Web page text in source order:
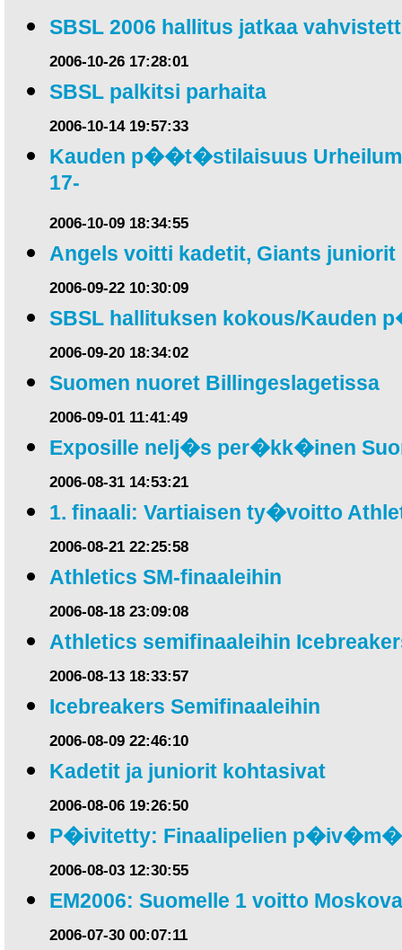
SBSL 2006 hallitus jatkaa
2006-10-26 17:28:01
SBSL palkitsi parhaita
2006-10-14 19:57:33
Kauden p��t�stilaisuus
17-
2006-10-09 18:34:55
Angels voitti kadetit, Giants juniorit
2006-09-22 10:30:09
SBSL hallituksen kokous/
2006-09-20 18:34:02
Suomen nuoret Billingeslagetissa
2006-09-01 11:41:49
Exposille nelj�s per�kk�inen
2006-08-31 14:53:21
1. finaali: Vartiaisen ty�voitto
2006-08-21 22:25:58
Athletics SM-finaaleihin
2006-08-18 23:09:08
Athletics semifinaaleihin
2006-08-13 18:33:57
Icebreakers Semifinaaleihin
2006-08-09 22:46:10
Kadetit ja juniorit kohtasivat
2006-08-06 19:26:50
P�ivitetty: Finaalipelien
2006-08-03 12:30:55
EM2006: Suomelle 1 voitto
2006-07-30 00:07:11